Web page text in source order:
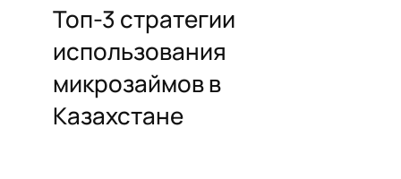
Топ-3 стратегии
использования
микрозаймов в
Казахстане